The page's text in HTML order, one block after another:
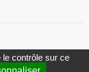
contrôle sur ce